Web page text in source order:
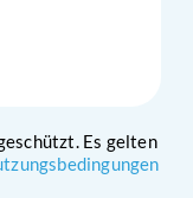
Es gelten